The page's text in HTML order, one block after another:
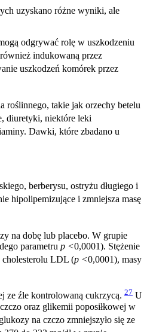
uzyskano różne wyniki, ale
odgrywać rolę w uszkodzeniu
indukowaną przez
uszkodzeń komórek przez
roślinnego, takie jak orzechy betelu
diuretyki, niektóre leki
Dawki, które zbadano u
berberysu, ostryżu długiego i
hipolipemizujące i zmniejsza masę
na dobę lub placebo. W grupie
parametru p <0,0001). Stężenie
cholesterolu LDL (p <0,0001), masy
ze źle kontrolowaną cukrzycą. 27 U
oraz glikemii poposiłkowej w
na czczo zmniejszyło się ze